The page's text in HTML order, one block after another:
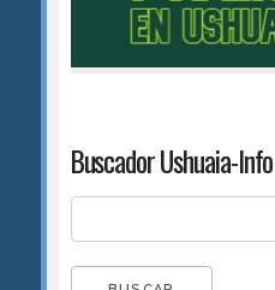
Buscador Ushuaia-Info